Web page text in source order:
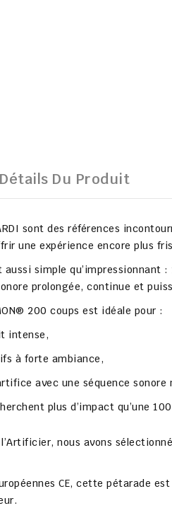
Détails Du Produit
sont des références
une expérience encore plus
simple qu’impressionnant :
prolongée, continue et
200 coups est idéale pour :
intense,
à forte ambiance,
avec une séquence sonore
plus d’impact qu’une
, nous avons
CE, cette pétarade est